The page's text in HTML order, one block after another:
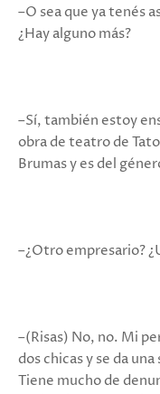
–O sea que ya tenés
¿Hay alguno más?
–Sí, también estoy
obra de teatro de
Brumas y es del
–¿Otro empresario?
–(Risas) No, no. Mi
dos chicas y se da
Tiene mucho de